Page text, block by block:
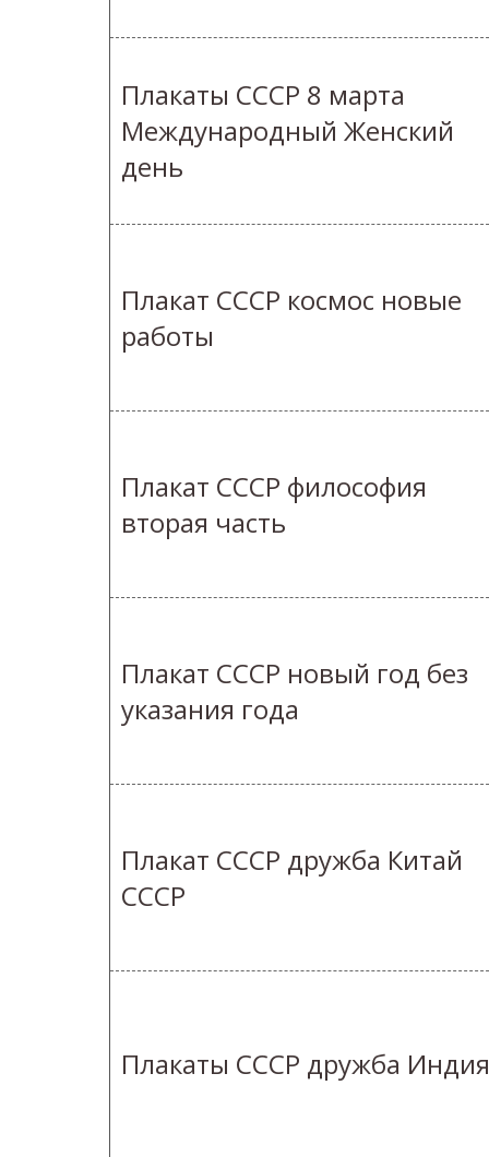
Плакаты СССР 8 марта
Международный Женский
день
Плакат СССР космос новые
работы
Плакат СССР философия
вторая часть
Плакат СССР новый год без
указания года
Плакат СССР дружба Китай
СССР
Плакаты СССР дружба Индия